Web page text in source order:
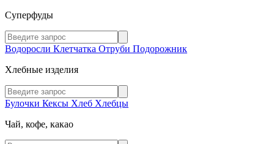
Суперфуды
Водоросли Клетчатка Отруби Подорожник
Хлебные изделия
Булочки Кексы Хлеб Хлебцы
Чай, кофе, какао